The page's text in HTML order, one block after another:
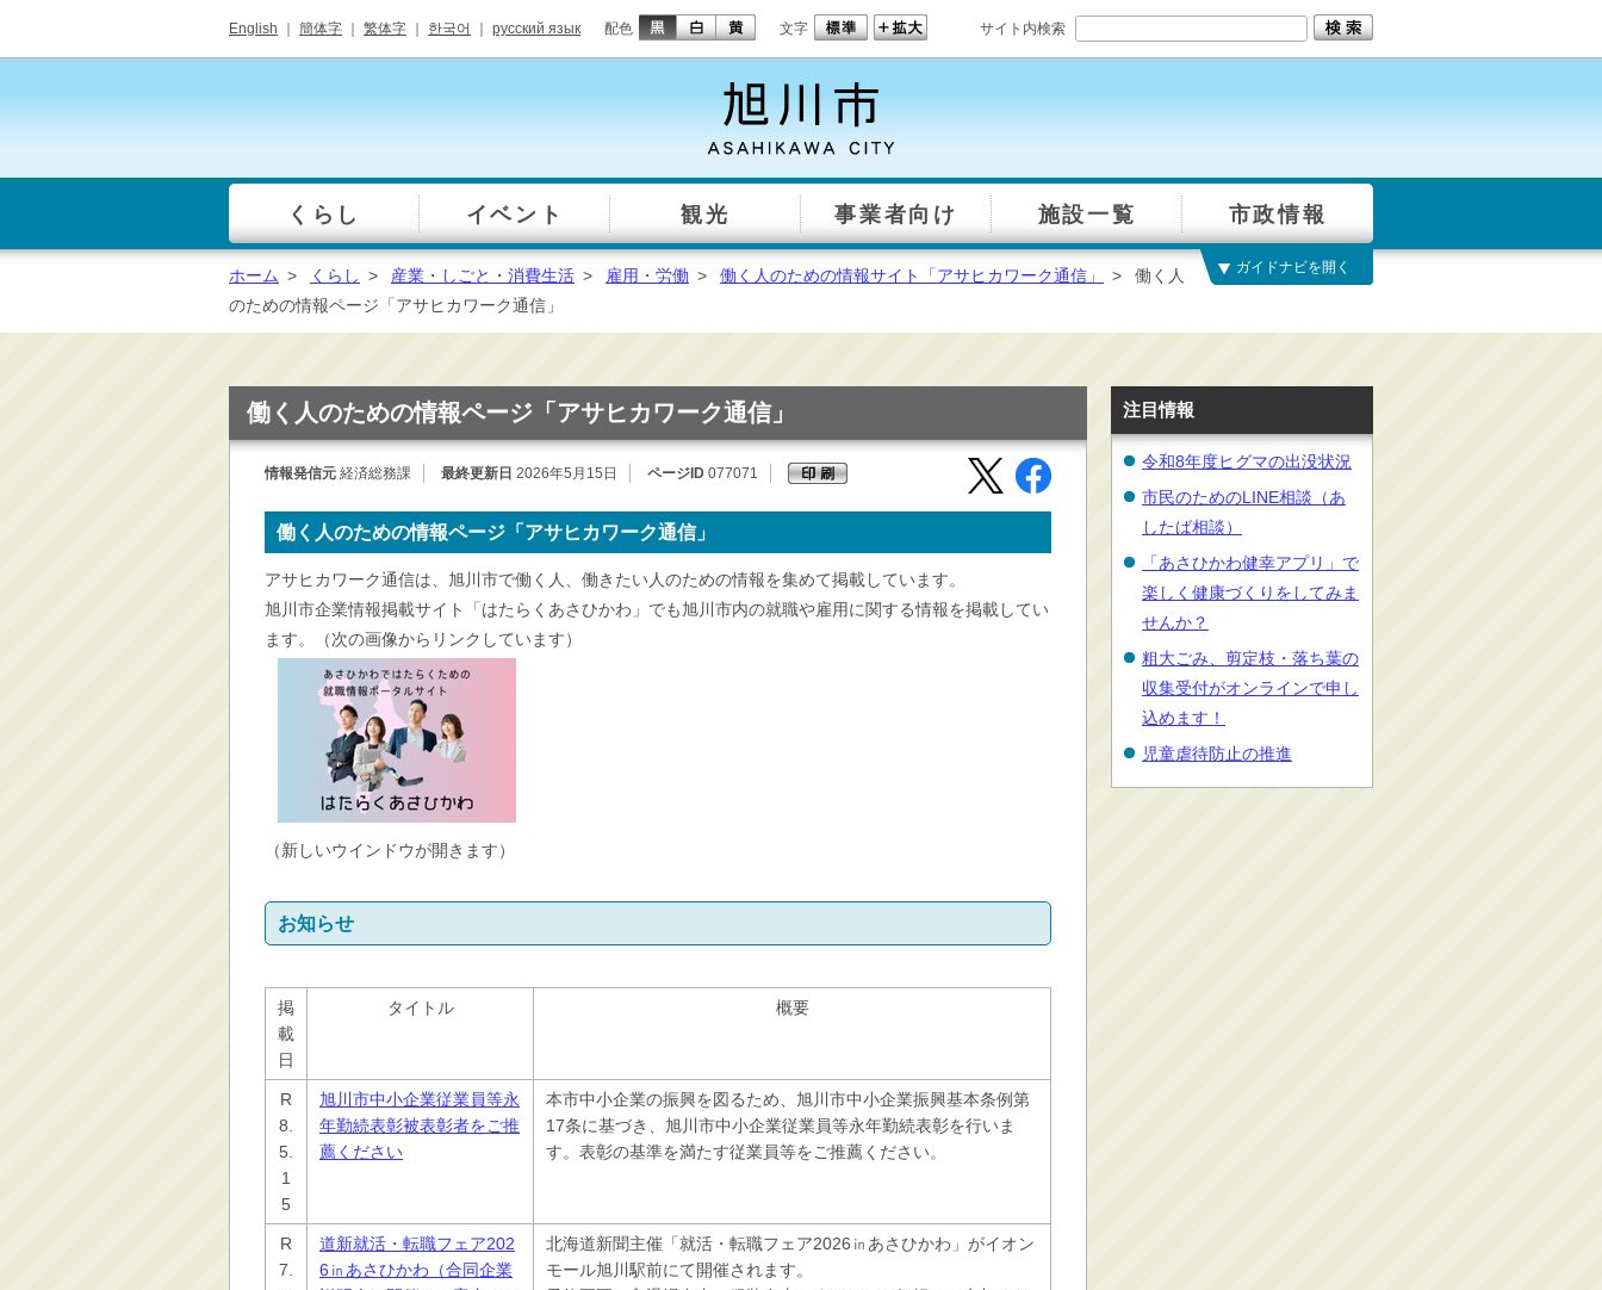
English 簡体字 繁体字 한국어 русский язык 配色 文字 サイト内検索
一覧
くらし イベント 観光 事業者向け 施設一覧 市政情報
総合窓口
手続き・届出（戸籍・
健康・福祉・衛生・ペ
ット
子育て・学校教育
境保全
防災・安全
学ぶ・文化・スポーツ
産業・しごと・消費生
住宅・土地・都市計画
市民活動・参加・地域
公共交通・空港
市議会・選挙
ガイドナビを開く
ホーム > くらし > 産業・しごと・消費生活 > 雇用・労働 > 働く人のための情報サイト「アサヒカワーク通信」 >
働く人
のための情報ページ「アサヒカワーク通信」
働く人のための情報ページ「アサヒカワーク通信」
情報発信元 経済総務課 最終更新日 2026年5月15日 ページID 077071
働く人のための情報ページ「アサヒカワーク通信」
アサヒカワーク通信は、旭川市で働く人、働きたい人のための情報を集めて掲載しています。
旭川市企業情報掲載サイト「はたらくあさひかわ」でも旭川市内の就職や雇用に関する情報を掲載してい
ます。（次の画像からリンクしています）
（新しいウインドウが開きます）
お知らせ
掲
載
日
タイトル 概要
R
8.
5.
1
5
旭川市中小企業従業員等永
年勤続表彰被表彰者をご推
薦ください
本市中小企業の振興を図るため、旭川市中小企業振興基本条例第
17条に基づき、旭川市中小企業従業員等永年勤続表彰を行いま
す。表彰の基準を満たす従業員等をご推薦ください。
R
7.
道新就活・転職フェア202
6㏌あさひかわ（合同企業
北海道新聞主催「就活・転職フェア2026㏌あさひかわ」がイオン
モール旭川駅前にて開催されます。
注目情報
令和8年度ヒグマの出没状況
市民のためのLINE相談（あ
したば相談）
「あさひかわ健幸アプリ」で
楽しく健康づくりをしてみま
せんか？
粗大ごみ、剪定枝・落ち葉の
収集受付がオンラインで申し
込めます！
児童虐待防止の推進